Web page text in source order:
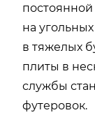
на
в тяжелых
плиты в
службы
футеровок.